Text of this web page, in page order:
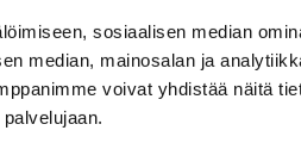
sosiaalisen median
median, mainosalan ja
voivat yhdistää näitä
tarjoavat useita
värien ja muotojen kirjon.